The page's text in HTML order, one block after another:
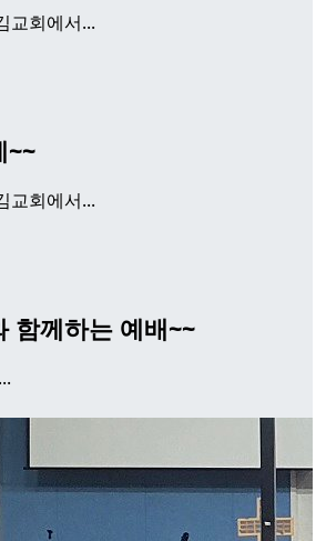
교회에서...
~~
교회에서...
함께하는 예배~~